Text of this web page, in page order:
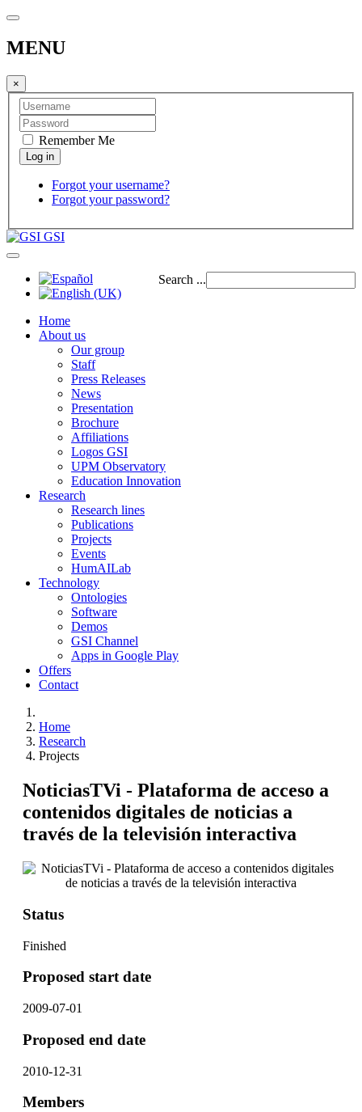
MENU
×
Remember Me
Forgot your username?
Forgot your password?
GSI
Search ...
Home
About us
Our group
Staff
Press Releases
News
Presentation
Brochure
Affiliations
Logos GSI
UPM Observatory
Education Innovation
Research
Research lines
Publications
Projects
Events
HumAILab
Technology
Ontologies
Software
Demos
GSI Channel
Apps in Google Play
Offers
Contact
Home
Research
Projects
NoticiasTVi - Plataforma de acceso a
contenidos digitales de noticias a
través de la televisión interactiva
Status
Finished
Proposed start date
2009-07-01
Proposed end date
2010-12-31
Members